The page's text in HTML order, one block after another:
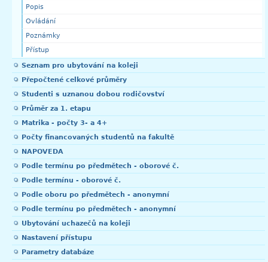
Popis
Ovládání
Poznámky
Přístup
Seznam pro ubytování na koleji
Přepočtené celkové průměry
Studenti s uznanou dobou rodičovství
Průměr za 1. etapu
Matrika - počty 3- a 4+
Počty financovaných studentů na fakultě
NAPOVEDA
Podle termínu po předmětech - oborové č.
Podle termínu - oborové č.
Podle oboru po předmětech - anonymní
Podle termínu po předmětech - anonymní
Ubytování uchazečů na koleji
Nastavení přístupu
Parametry databáze